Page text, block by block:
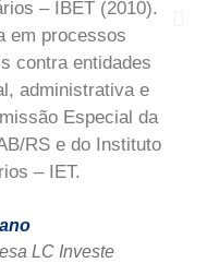
– IBET (2010).
em processos
contra entidades
administrativa e
Especial da
RS e do Instituto
– IET.
LC Investe